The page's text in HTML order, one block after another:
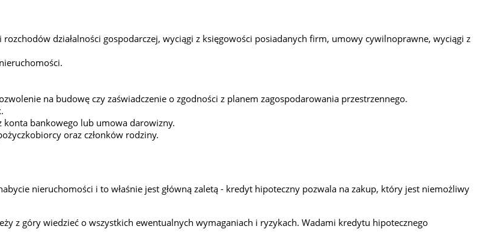
działalności gospodarczej, wyciągi z księgowości posiadanych firm, umowy cywilnoprawne, wyciągi z
na budowę czy zaświadczenie o zgodności z planem zagospodarowania przestrzennego.
konta bankowego lub umowa darowizny.
oraz członków rodziny.
nieruchomości i to właśnie jest główną zaletą - kredyt hipoteczny pozwala na zakup, który jest niemożliwy
z góry wiedzieć o wszystkich ewentualnych wymaganiach i ryzykach. Wadami kredytu hipotecznego